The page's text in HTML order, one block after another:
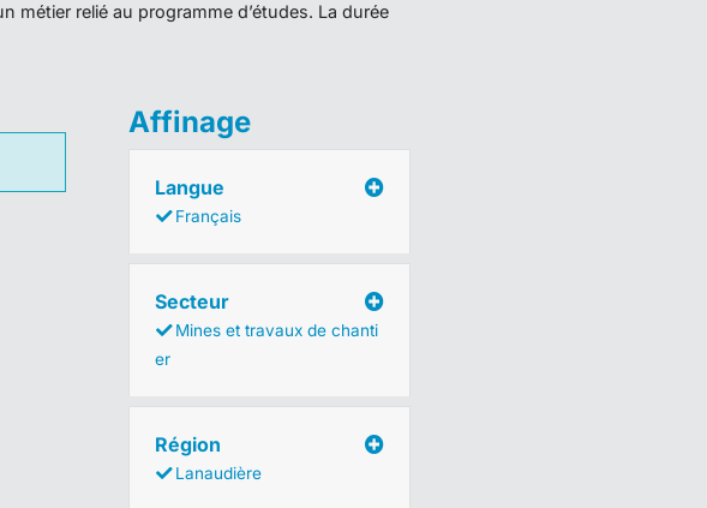
métier relié au programme d’études. La durée
Affinage
Langue
Français
Secteur
Mines et travaux de chanti
er
Région
Lanaudière